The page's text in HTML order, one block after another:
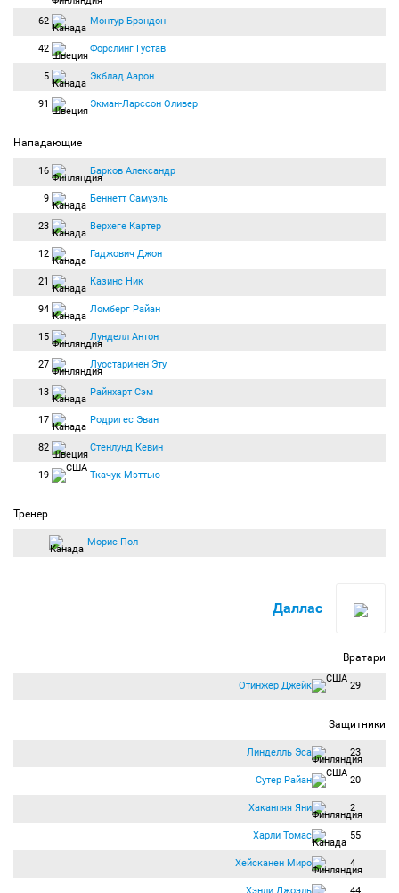
62 Монтур Брэндон
42 Форслинг Густав
5 Экблад Аарон
91 Экман-Ларссон Оливер
Нападающие
16 Барков Александр
9 Беннетт Самуэль
23 Верхеге Картер
12 Гаджович Джон
21 Казинс Ник
94 Ломберг Райан
15 Лунделл Антон
27 Луостаринен Эту
13 Райнхарт Сэм
17 Родригес Эван
82 Стенлунд Кевин
19 Ткачук Мэттью
Тренер
Морис Пол
Даллас
Вратари
Отинжер Джейк 29
Защитники
Линделль Эса 23
Сутер Райан 20
Хаканпяя Яни 2
Харли Томас 55
Хейсканен Миро 4